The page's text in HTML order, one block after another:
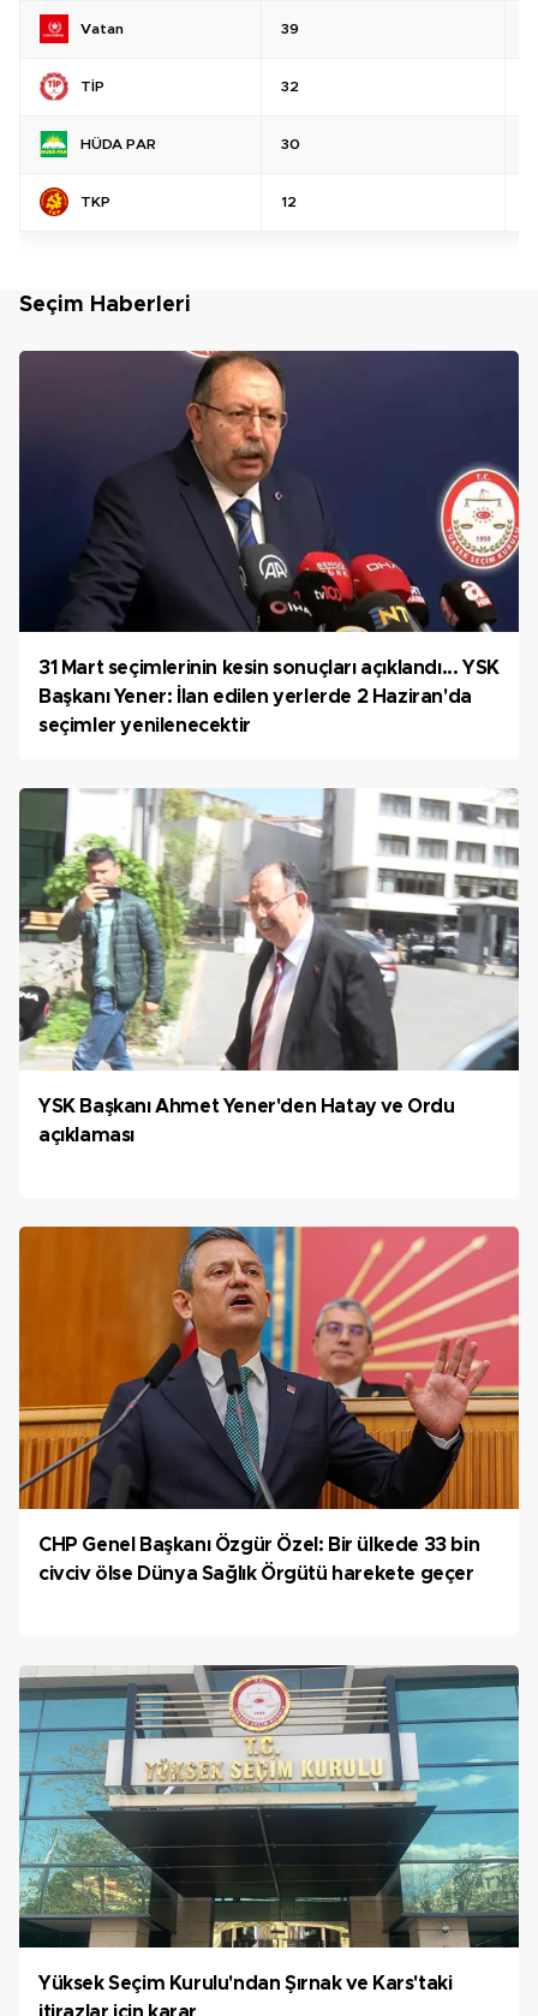
Vatan 39
TİP 32
HÜDA PAR 30
TKP 12
Seçim Haberleri
31 Mart seçimlerinin kesin sonuçları açıklandı... YSK
Başkanı Yener: İlan edilen yerlerde 2 Haziran'da
seçimler yenilenecektir
YSK Başkanı Ahmet Yener'den Hatay ve Ordu
açıklaması
CHP Genel Başkanı Özgür Özel: Bir ülkede 33 bin
civciv ölse Dünya Sağlık Örgütü harekete geçer
Yüksek Seçim Kurulu'ndan Şırnak ve Kars'taki